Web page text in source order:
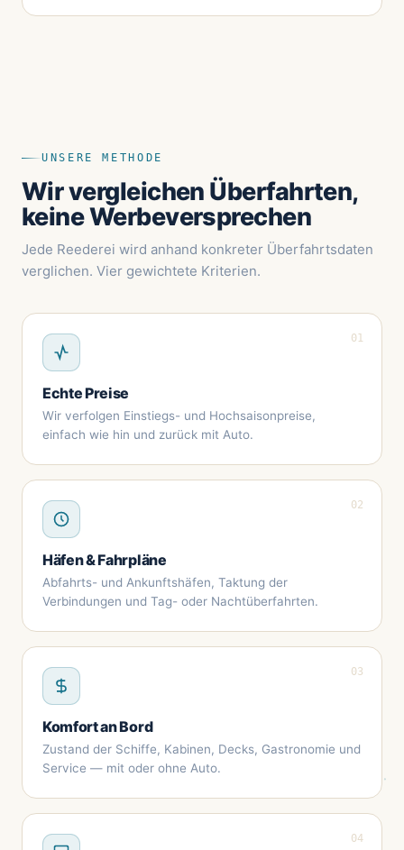
UNSERE METHODE
Wir vergleichen Überfahrten,
keine Werbeversprechen
Jede Reederei wird anhand konkreter Überfahrtsdaten
verglichen. Vier gewichtete Kriterien.
01
Echte Preise
Wir verfolgen Einstiegs- und Hochsaisonpreise,
einfach wie hin und zurück mit Auto.
02
Häfen & Fahrpläne
Abfahrts- und Ankunftshäfen, Taktung der
Verbindungen und Tag- oder Nachtüberfahrten.
03
Komfort an Bord
Zustand der Schiffe, Kabinen, Decks, Gastronomie und
Service — mit oder ohne Auto.
04